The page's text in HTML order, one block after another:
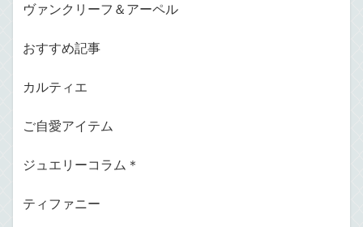
ヴァンクリーフ＆アーペル
おすすめ記事
カルティエ
ご自愛アイテム
ジュエリーコラム＊
ティファニー